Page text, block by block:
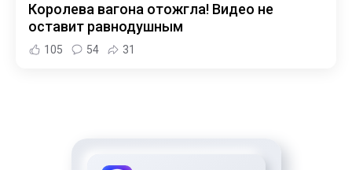
Королева вагона отожгла! Видео не
оставит равнодушным
105 54 31